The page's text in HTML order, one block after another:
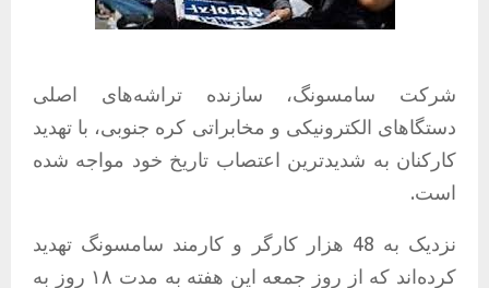
شرکت سامسونگ، سازنده تراشه‌های اصلی
دستگاهای الکترونیکی و مخابراتی کره جنوبی، با تهدید
کارکنان به شدیدترین اعتصاب تاریخ خود مواجه شده
است.
نزدیک به 48 هزار کارگر و کارمند سامسونگ تهدید
کرده‌اند که از روز جمعه این هفته به مدت ۱۸ روز به